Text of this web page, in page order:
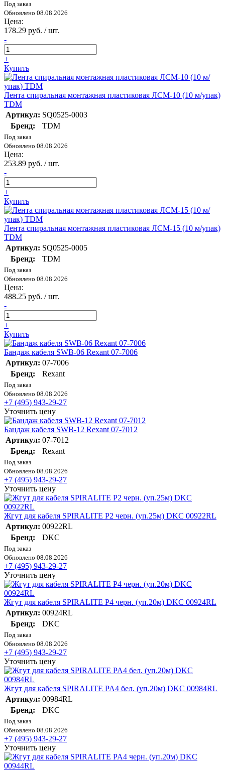
Под заказ
Обновлено 08.08.2026
Цена:
178.29 руб. / шт.
-
+
Купить
Лента спиральная монтажная пластиковая ЛСМ-10 (10 м/упак)
TDM
Артикул: SQ0525-0003
Бренд:
TDM
Под заказ
Обновлено 08.08.2026
Цена:
253.89 руб. / шт.
-
+
Купить
Лента спиральная монтажная пластиковая ЛСМ-15 (10 м/упак)
TDM
Артикул: SQ0525-0005
Бренд:
TDM
Под заказ
Обновлено 08.08.2026
Цена:
488.25 руб. / шт.
-
+
Купить
Бандаж кабеля SWB-06 Rexant 07-7006
Артикул: 07-7006
Бренд:
Rexant
Под заказ
Обновлено 08.08.2026
+7 (495) 943-29-27
Уточнить цену
Бандаж кабеля SWB-12 Rexant 07-7012
Артикул: 07-7012
Бренд:
Rexant
Под заказ
Обновлено 08.08.2026
+7 (495) 943-29-27
Уточнить цену
Жгут для кабеля SPIRALITE P2 черн. (уп.25м) DKC 00922RL
Артикул: 00922RL
Бренд:
DKC
Под заказ
Обновлено 08.08.2026
+7 (495) 943-29-27
Уточнить цену
Жгут для кабеля SPIRALITE P4 черн. (уп.20м) DKC 00924RL
Артикул: 00924RL
Бренд:
DKC
Под заказ
Обновлено 08.08.2026
+7 (495) 943-29-27
Уточнить цену
Жгут для кабеля SPIRALITE PA4 бел. (уп.20м) DKC 00984RL
Артикул: 00984RL
Бренд:
DKC
Под заказ
Обновлено 08.08.2026
+7 (495) 943-29-27
Уточнить цену